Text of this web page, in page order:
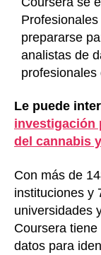
prepararse
analistas de
profesionales
Le puede
investigación
del cannabis
Con más de
instituciones y
universidades
Coursera
datos para